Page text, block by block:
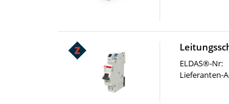
ELDAS®-Nr:
Lieferanten-